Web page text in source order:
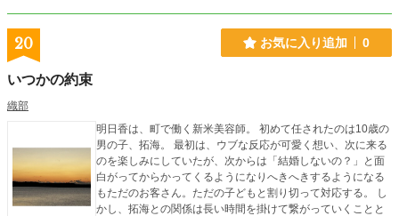
20 お気に入り追加 0
いつかの約束
織部
明日香は、町で働く新米美容師。 初めて任されたのは10歳の
男の子、拓海。 最初は、ウブな反応が可愛く想い、次に来る
のを楽しみにしていたが、次からは「結婚しないの？」と面
白がってからかってくるようになりへきへきするようになる
もただのお客さん。ただの子どもと割り切って対応する。 し
かし、拓海との関係は長い時間を掛けて繋がっていくことと